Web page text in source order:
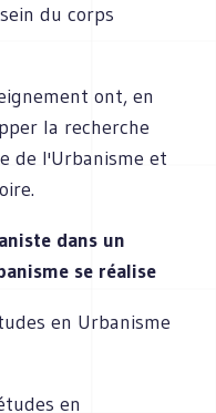
du corps
ont, en
la recherche
de l'Urbanisme et
dans un
se réalise
en Urbanisme
en